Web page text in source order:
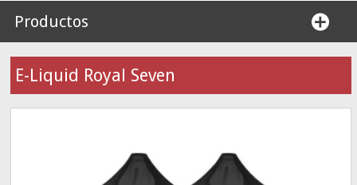
Productos
E-Liquid Royal Seven